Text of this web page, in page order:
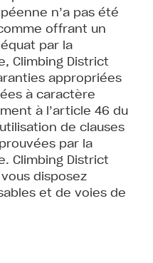
n’a pas été
offrant un
par la
Climbing District
appropriées
à caractère
à l’article 46 du
de clauses
par la
Climbing District
disposez
et de voies de